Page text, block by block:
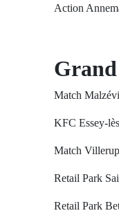
Action
Match
KFC Essey-
Match
Retail Park
Retail Park